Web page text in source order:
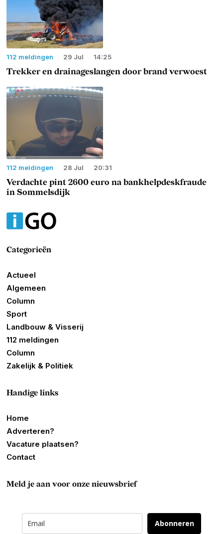
112 meldingen 29 Jul 14:25
Trekker en drainageslangen door brand verwoest
112 meldingen 28 Jul 20:31
Verdachte pint 2600 euro na bankhelpdeskfraude
in Sommelsdijk
Categorieën
Actueel
Algemeen
Column
Sport
Landbouw & Visserij
112 meldingen
Column
Zakelijk & Politiek
Handige links
Home
Adverteren?
Vacature plaatsen?
Contact
Meld je aan voor onze nieuwsbrief
Abonneren